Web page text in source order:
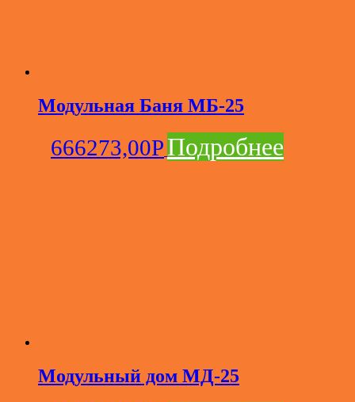
Модульная Баня МБ-25
666273,00РПодробнее
Модульный дом МД-25